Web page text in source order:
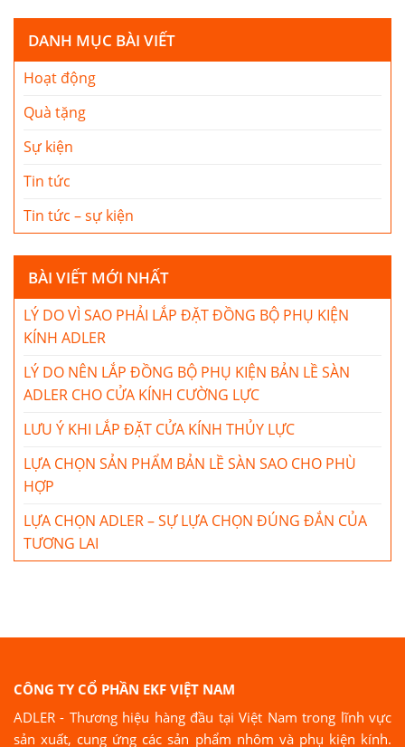
DANH MỤC BÀI VIẾT
Hoạt động
Quà tặng
Sự kiện
Tin tức
Tin tức – sự kiện
BÀI VIẾT MỚI NHẤT
LÝ DO VÌ SAO PHẢI LẮP ĐẶT ĐỒNG BỘ PHỤ KIỆN
KÍNH ADLER
LÝ DO NÊN LẮP ĐỒNG BỘ PHỤ KIỆN BẢN LỀ SÀN
ADLER CHO CỬA KÍNH CƯỜNG LỰC
LƯU Ý KHI LẮP ĐẶT CỬA KÍNH THỦY LỰC
LỰA CHỌN SẢN PHẨM BẢN LỀ SÀN SAO CHO PHÙ
HỢP
LỰA CHỌN ADLER – SỰ LỰA CHỌN ĐÚNG ĐẮN CỦA
TƯƠNG LAI
CÔNG TY CỔ PHẦN EKF VIỆT NAM
ADLER - Thương hiệu hàng đầu tại Việt Nam trong lĩnh vực
sản xuất, cung ứng các sản phẩm nhôm và phụ kiện kính.